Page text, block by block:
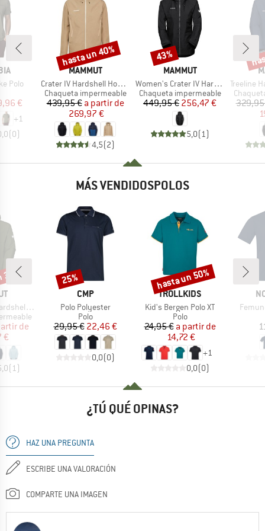
Polo
reducido
€
+1
(0)
MARCA
MAMMUT
Artículo
Crater IV Hardshell Hooded Jacket
Product group
Chaqueta impermeable
Precio
439,95 € Precio reducido
a partir de
269,97 €
4,5(2)
Descuento
hasta un 40%
MARCA
MAMMUT
Artículo
Women's Crater IV Hardshell Hooded Jacket
Product group
Chaqueta impermeable
Precio
449,95 €Precio reducido
256,47 €
5,0(1 )
Descuento
43%
Artículo
Treeline
Product
MÁS VENDIDOSPOLOS
Jacket
reducido
de
€
(1)
MARCA
CMP
Artículo
Polo Polyester
Product group
Polo
Precio
29,95 €Precio reducido
22,46 €
0,0(0)
Descuento
25%
MARCA
TROLLKIDS
Artículo
Kid's Bergen Polo XT
Product group
Polo
Precio
24,95 € Precio reducido
a partir de
14,72 €
+1
0,0(0)
Descuento
hasta un 50%
Artículo
¿TÚ QUÉ OPINAS?
HAZ UNA PREGUNTA
ESCRIBE UNA VALORACIÓN
COMPARTE UNA IMAGEN